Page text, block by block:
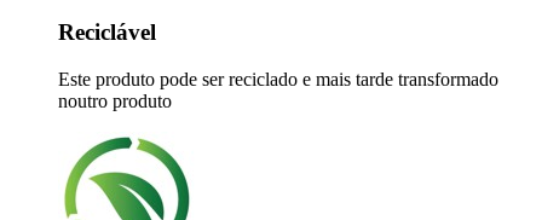
Reciclável
Este produto pode ser reciclado e mais tarde transformado
noutro produto